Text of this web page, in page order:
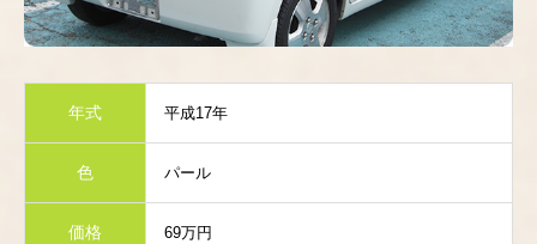
年式 平成17年
色 パール
価格 69万円